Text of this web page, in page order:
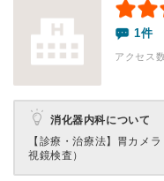
1件
アクセス
消化器内科について
【診療・治療法】 胃カメ
視鏡検査）